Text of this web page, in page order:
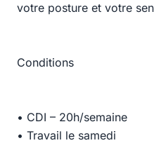
votre posture et votre
Conditions
• CDI – 20h/semaine
• Travail le samedi